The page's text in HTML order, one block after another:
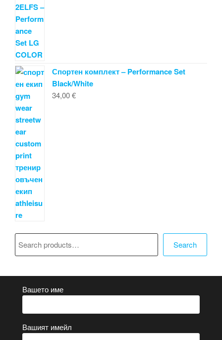
Спортен комплект – Performance Set
Black/White
34,00€
Търсене
Search
Вашето име
Вашият имейл